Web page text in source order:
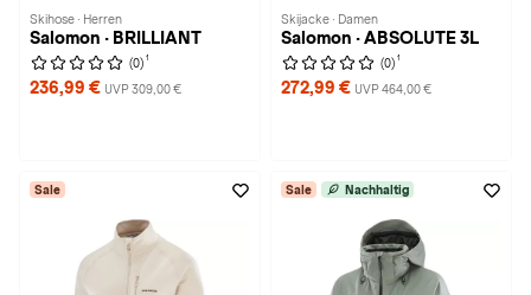
Skihose · Herren
Salomon · BRILLIANT
(0) 1
236,99 € UVP 309,00 €
Skijacke · Damen
Salomon · ABSOLUTE 3L
(0) 1
272,99 € UVP 464,00 €
Sale Sale Nachhaltig